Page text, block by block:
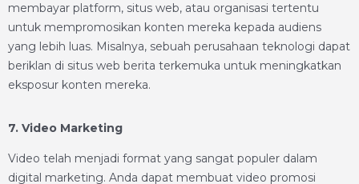
membayar platform, situs web, atau organisasi tertentu
untuk mempromosikan konten mereka kepada audiens
yang lebih luas. Misalnya, sebuah perusahaan teknologi dapat
beriklan di situs web berita terkemuka untuk meningkatkan
eksposur konten mereka.
7. Video Marketing
Video telah menjadi format yang sangat populer dalam
digital marketing. Anda dapat membuat video promosi